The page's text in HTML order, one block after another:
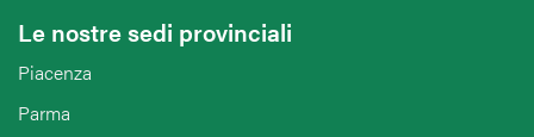
Le nostre sedi provinciali
Piacenza
Parma